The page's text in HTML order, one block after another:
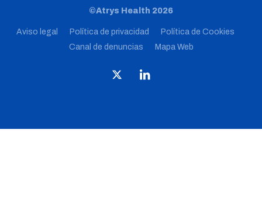
©Atrys Health 2026
Aviso legal Política de privacidad
Política de Cookies
Canal de denuncias
Mapa Web